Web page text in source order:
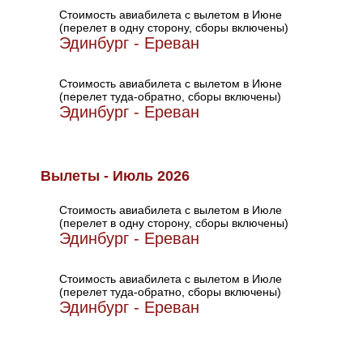
Стоимость авиабилета с вылетом в Июне
(перелет в одну сторону, сборы включены)
Эдинбург - Ереван
Стоимость авиабилета с вылетом в Июне
(перелет туда-обратно, сборы включены)
Эдинбург - Ереван
Вылеты - Июль 2026
Стоимость авиабилета с вылетом в Июле
(перелет в одну сторону, сборы включены)
Эдинбург - Ереван
Стоимость авиабилета с вылетом в Июле
(перелет туда-обратно, сборы включены)
Эдинбург - Ереван